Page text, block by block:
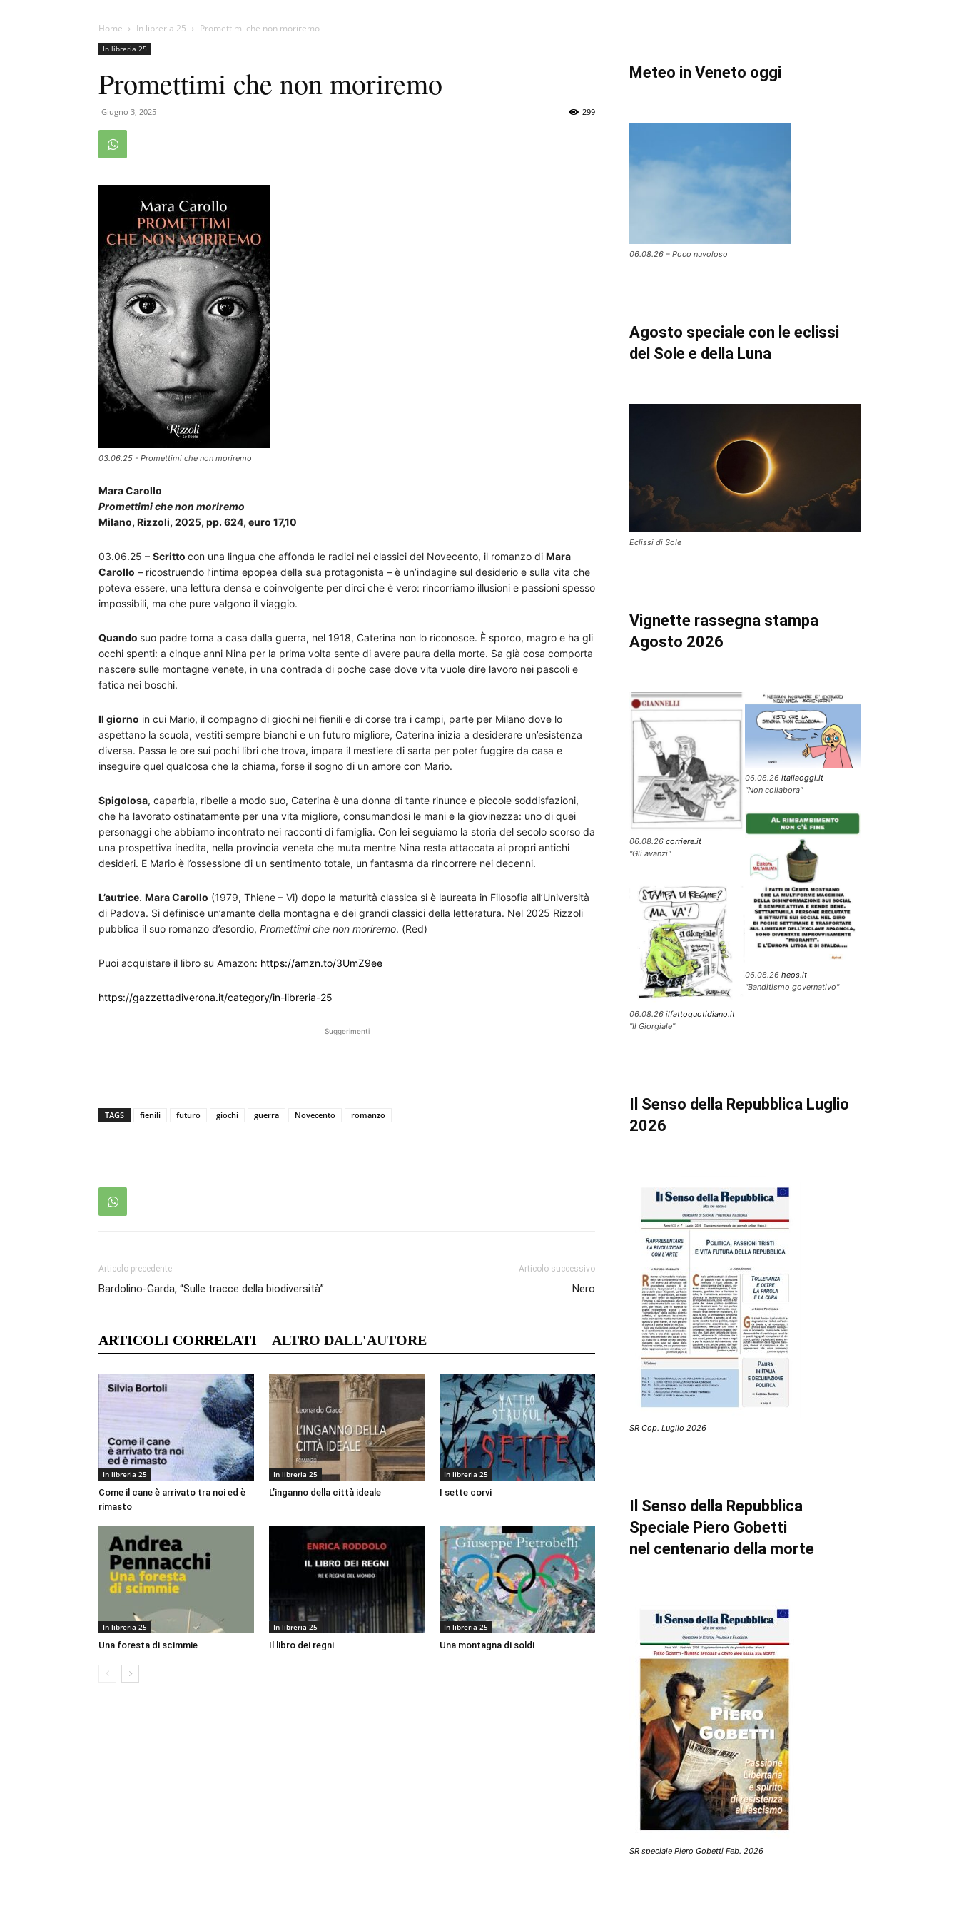
Home In libreria 25 Promettimi che non moriremo
In libreria 25
Promettimi che non moriremo
Giugno 3, 2025 299
03.06.25 - Promettimi che non moriremo
Mara Carollo
Promettimi che non moriremo
Milano, Rizzoli, 2025, pp. 624, euro 17,10
03.06.25 – Scritto con una lingua che affonda le radici nei classici del Novecento, il romanzo di Mara
Carollo – ricostruendo l’intima epopea della sua protagonista – è un’indagine sul desiderio e sulla vita che
poteva essere, una lettura densa e coinvolgente per dirci che è vero: rincorriamo illusioni e passioni spesso
impossibili, ma che pure valgono il viaggio.
Quando suo padre torna a casa dalla guerra, nel 1918, Caterina non lo riconosce. È sporco, magro e ha gli
occhi spenti: a cinque anni Nina per la prima volta sente di avere paura della morte. Sa già cosa comporta
nascere sulle montagne venete, in una contrada di poche case dove vita vuole dire lavoro nei pascoli e
fatica nei boschi.
Il giorno in cui Mario, il compagno di giochi nei fienili e di corse tra i campi, parte per Milano dove lo
aspettano la scuola, vestiti sempre bianchi e un futuro migliore, Caterina inizia a desiderare un’esistenza
diversa. Passa le ore sui pochi libri che trova, impara il mestiere di sarta per poter fuggire da casa e
inseguire quel qualcosa che la chiama, forse il sogno di un amore con Mario.
Spigolosa, caparbia, ribelle a modo suo, Caterina è una donna di tante rinunce e piccole soddisfazioni,
che ha lavorato ostinatamente per una vita migliore, consumandosi le mani e la giovinezza: uno di quei
personaggi che abbiamo incontrato nei racconti di famiglia. Con lei seguiamo la storia del secolo scorso da
una prospettiva inedita, nella provincia veneta che muta mentre Nina resta attaccata ai propri antichi
desideri. E Mario è l’ossessione di un sentimento totale, un fantasma da rincorrere nei decenni.
L’autrice. Mara Carollo (1979, Thiene – Vi) dopo la maturità classica si è laureata in Filosofia all’Università
di Padova. Si definisce un’amante della montagna e dei grandi classici della letteratura. Nel 2025 Rizzoli
pubblica il suo romanzo d’esordio, Promettimi che non moriremo. (Red)
Puoi acquistare il libro su Amazon: https://amzn.to/3UmZ9ee
https://gazzettadiverona.it/category/in-libreria-25
Suggerimenti
TAGS fienili futuro giochi guerra Novecento romanzo
Articolo precedente
Bardolino-Garda, “Sulle tracce della biodiversità”
Articolo successivo
Nero
ARTICOLI CORRELATI ALTRO DALL'AUTORE
In libreria 25
Come il cane è arrivato tra noi ed è
rimasto
In libreria 25
L’inganno della città ideale
In libreria 25
I sette corvi
In libreria 25
Una foresta di scimmie
In libreria 25
Il libro dei regni
In libreria 25
Una montagna di soldi
Meteo in Veneto oggi
06.08.26 – Poco nuvoloso
Agosto speciale con le eclissi
del Sole e della Luna
Eclissi di Sole
Vignette rassegna stampa
Agosto 2026
06.08.26 corriere.it
"Gli avanzi"
06.08.26 ilfattoquotidiano.it
"Il Giorgiale"
06.08.26 italiaoggi.it
"Non collabora"
06.08.26 heos.it
"Banditismo governativo"
Il Senso della Repubblica Luglio
2026
SR Cop. Luglio 2026
Il Senso della Repubblica
Speciale Piero Gobetti
nel centenario della morte
SR speciale Piero Gobetti Feb. 2026